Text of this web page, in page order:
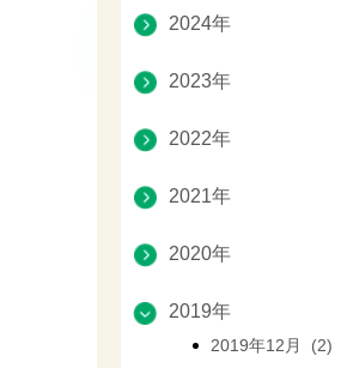
2024年
2023年
2022年
2021年
2020年
2019年
2019年12月 (2)